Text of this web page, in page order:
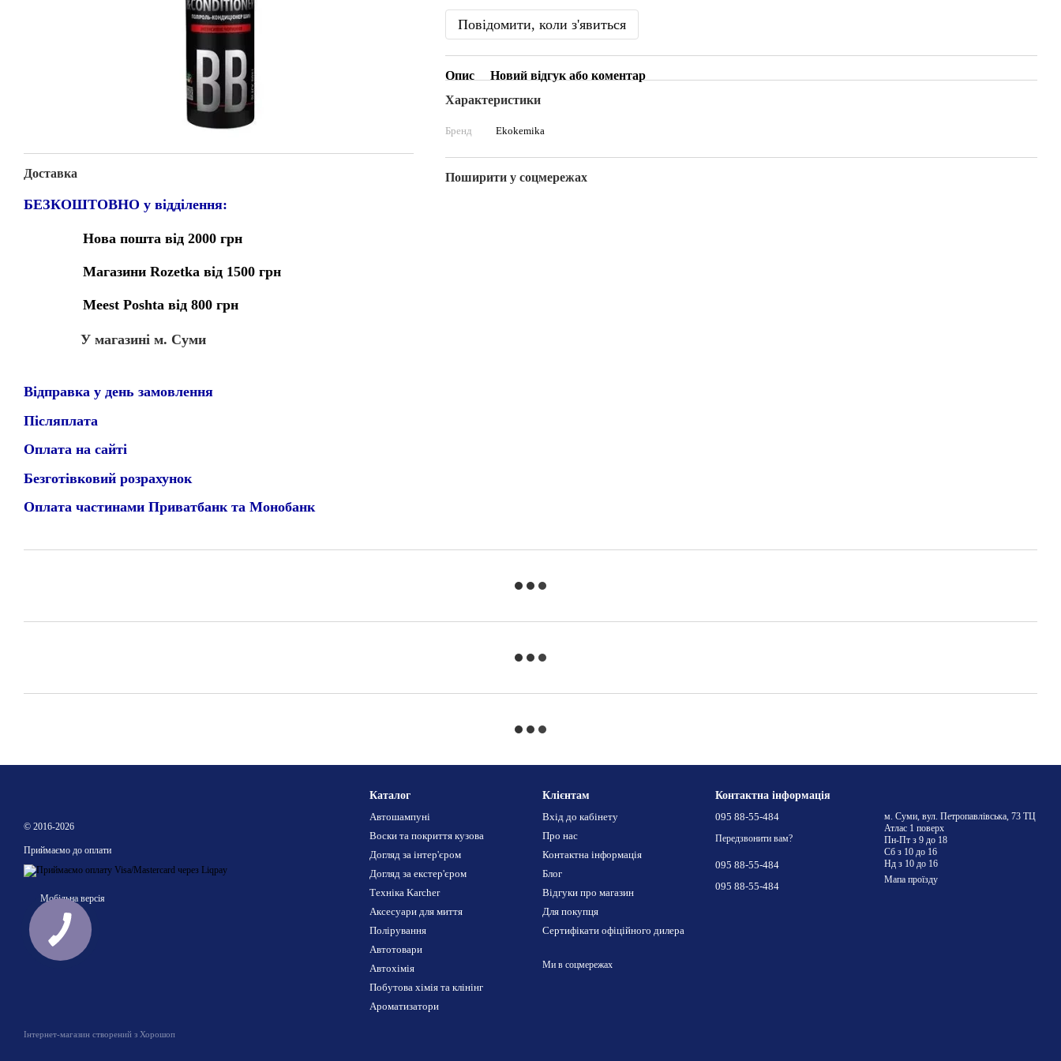
Доставка
БЕЗКОШТОВНО у відділення:
Нова пошта від 2000 грн
Магазини Rozetka від 1500 грн
Meest Poshta від 800 грн
У магазині м. Суми
Відправка у день замовлення
Післяплата
Оплата на сайті
Безготівковий розрахунок
Оплата частинами Приватбанк та Монобанк
Повідомити, коли з'явиться
Опис
Новий відгук або коментар
Характеристики
Бренд Ekokemika
Поширити у соцмережах
© 2016-2026
Приймаємо до оплати
Мобільна версія
Інтернет-магазин створений з Хорошоп
Каталог
Автошампуні
Воски та покриття кузова
Догляд за інтер'єром
Догляд за екстер'єром
Техніка Karcher
Аксесуари для миття
Полірування
Автотовари
Автохімія
Побутова хімія та клінінг
Ароматизатори
Клієнтам
Вхід до кабінету
Про нас
Контактна інформація
Блог
Відгуки про магазин
Для покупця
Сертифікати офіційного дилера
Ми в соцмережах
Контактна інформація
095 88-55-484
Передзвонити вам?
095 88-55-484
095 88-55-484
м. Суми, вул. Петропавлівська, 73 ТЦ
Атлас 1 поверх
Пн-Пт з 9 до 18
Сб з 10 до 16
Нд з 10 до 16
Мапа проїзду